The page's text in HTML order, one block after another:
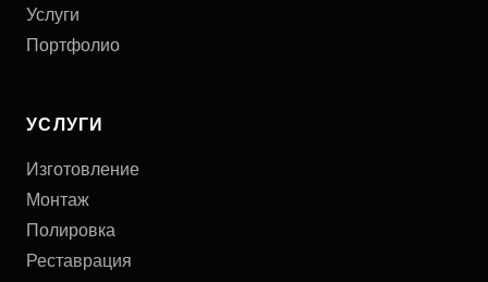
Услуги
Портфолио
УСЛУГИ
Изготовление
Монтаж
Полировка
Реставрация